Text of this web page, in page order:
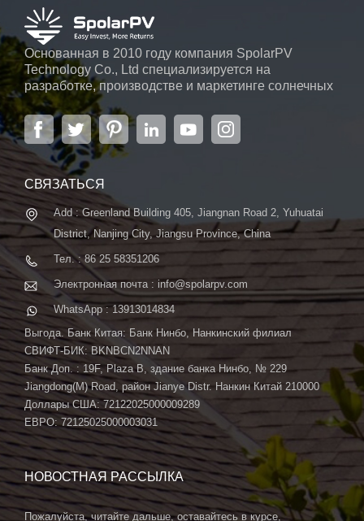
солнечных решений SpolarPV,
разработанных для
обеспечения беспрецедентной
эффективности и
надежности.
Основанная в 2010 году компания SpolarPV
Technology Co., Ltd специализируется на
разработке, производстве и маркетинге солнечных
элементов, солнечных модулей и солнечных
энергетических систем. Компания, расположенная
в Нанкине, столице провинции Цзянсу, на площади
6000 м2, может похвастаться передовой
автоматической системой ...
СВЯЗАТЬСЯ
Add : Greenland Building 405, Jiangnan Road 2, Yuhuatai
District, Nanjing City, Jiangsu Province, China
Тел. : 86 25 58351206
Электронная почта : info@spolarpv.com
WhatsApp : 13913014834
Выгода. Банк Китая: Банк Нинбо, Нанкинский филиал
СВИФТ-БИК: BKNBCN2NNAN
Банк Доп. : 19F, Plaza B, здание банка Нинбо, № 229
Jiangdong(M) Road, район Jianye Distr. Нанкин Китай 210000
Доллары США: 72122025000009289
ЕВРО: 72125025000003031
НОВОСТНАЯ РАССЫЛКА
Пожалуйста, читайте дальше, оставайтесь в курсе,